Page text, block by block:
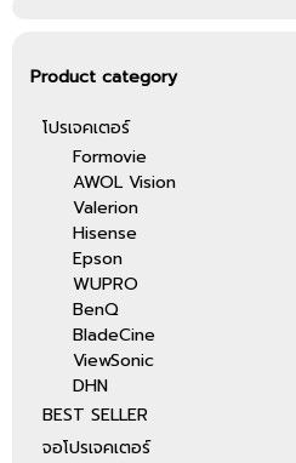
Product category
โปรเจคเตอร์
Formovie
AWOL Vision
Valerion
Hisense
Epson
WUPRO
BenQ
BladeCine
ViewSonic
DHN
BEST SELLER
จอโปรเจคเตอร์